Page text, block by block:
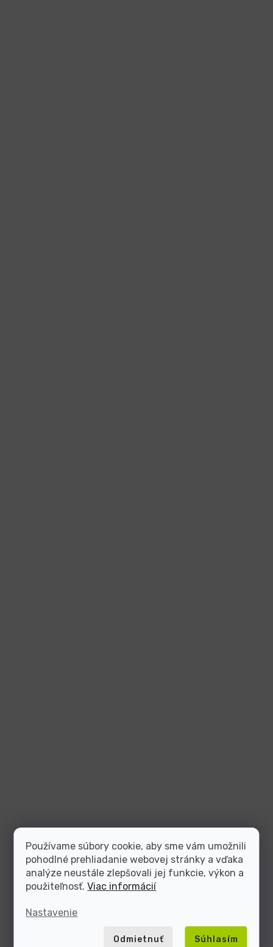
Používame súbory cookie, aby sme vám umožnili
pohodlné prehliadanie webovej stránky a vďaka
analýze neustále zlepšovali jej funkcie, výkon a
použiteľnosť.Viac informácií
Nastavenie
Odmietnuť Súhlasím